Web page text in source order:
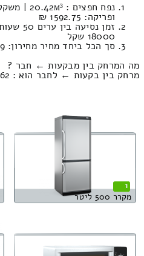
ופריקה: 1592.75 ₪
18000 שקל
סך הכל ביחד מחיר מחירון: 20848.49 שח
מה המרחק בין מבקעות ← חבר ?
מרחק בין בקעות ← לחבר הוא : 4663.62 קילומטרים
1
מקרר 500 ליטר